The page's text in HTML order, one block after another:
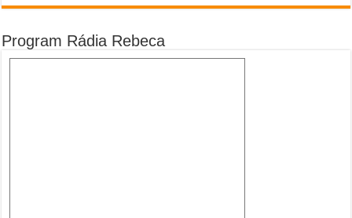
Program Rádia Rebeca